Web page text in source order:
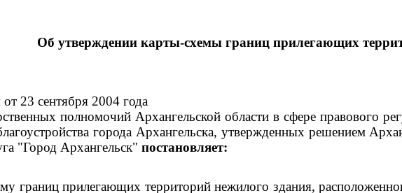
Об утверждении карты-схемы границ прилегающих
23 сентября 2004 года
полномочий Архангельской области в сфере правового
города Архангельска, утвержденных решением
"Город Архангельск" постановляет:
границ прилегающих территорий нежилого здания,